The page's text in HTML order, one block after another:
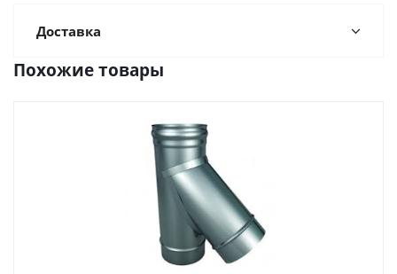
Доставка
Похожие товары